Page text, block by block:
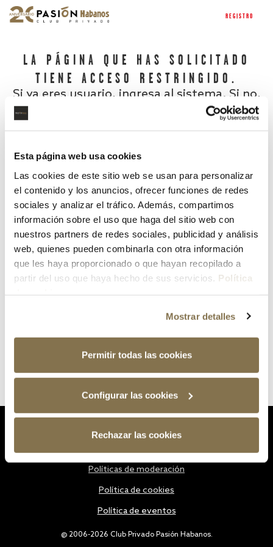
Esta página web usa cookies
Las cookies de este sitio web se usan para personalizar
el contenido y los anuncios, ofrecer funciones de redes
sociales y analizar el tráfico. Además, compartimos
información sobre el uso que haga del sitio web con
nuestros partners de redes sociales, publicidad y análisis
web, quienes pueden combinarla con otra información
que les haya proporcionado o que hayan recopilado a
partir del uso que haya hecho de sus servicios. Política
Mostrar detalles
Permitir todas las cookies
Configurar las cookies
Rechazar las cookies
REGISTRO
LA PÁGINA QUE HAS SOLICITADO
TIENE ACCESO RESTRINGIDO.
Si ya eres usuario, ingresa al sistema. Si no,
¿Has olvidado tu contraseña?
@ 2006-2026 Club Privado Pasión Habanos.
Políticas de moderación
Política de cookies
Política de eventos